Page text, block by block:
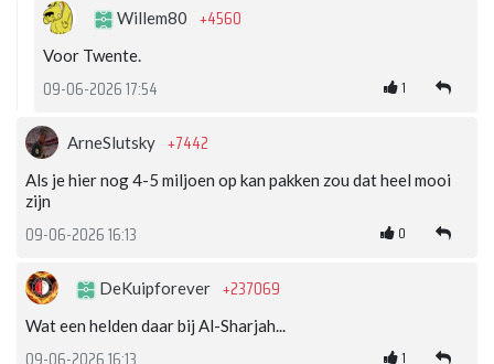
Willem80 +4560
Voor Twente.
09-06-2026 17:54 1
ArneSlutsky +7442
Als je hier nog 4-5 miljoen op kan pakken zou dat heel mooi
zijn
09-06-2026 16:13 0
DeKuipforever +237069
Wat een helden daar bij Al-Sharjah...
1